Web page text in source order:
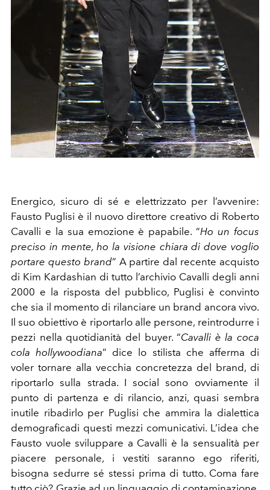
Energico, sicuro di sé e elettrizzato per l’avvenire:
Fausto Puglisi è il nuovo direttore creativo di Roberto
Cavalli e la sua emozione è papabile. “Ho un focus
preciso in mente, ho la visione chiara di dove voglio
portare questo brand” A partire dal recente acquisto
di Kim Kardashian di tutto l’archivio Cavalli degli anni
2000 e la risposta del pubblico, Puglisi è convinto
che sia il momento di rilanciare un brand ancora vivo.
Il suo obiettivo è riportarlo alle persone, reintrodurre i
pezzi nella quotidianità del buyer. “Cavalli è la coca
cola hollywoodiana” dice lo stilista che afferma di
voler tornare alla vecchia concretezza del brand, di
riportarlo sulla strada. I social sono ovviamente il
punto di partenza e di rilancio, anzi, quasi sembra
inutile ribadirlo per Puglisi che ammira la dialettica
demograficadi questi mezzi comunicativi. L’idea che
Fausto vuole sviluppare a Cavalli è la sensualità per
piacere personale, i vestiti saranno ego riferiti,
bisogna sedurre sé stessi prima di tutto. Coma fare